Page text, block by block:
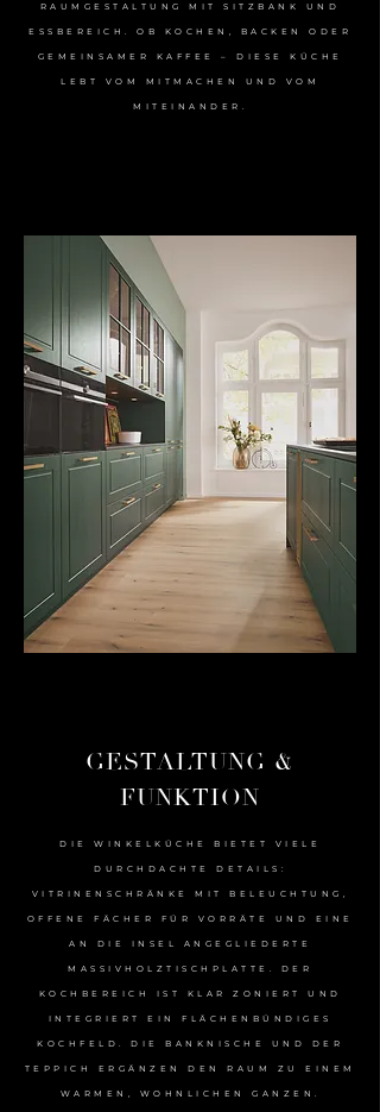
RAUMGESTALTUNG MIT SITZBANK UND
ESSBEREICH. OB KOCHEN, BACKEN ODER
GEMEINSAMER KAFFEE – DIESE KÜCHE
LEBT VOM MITMACHEN UND VOM
MITEINANDER.
GESTALTUNG &
FUNKTION
DIE WINKELKÜCHE BIETET VIELE
DURCHDACHTE DETAILS:
VITRINENSCHRÄNKE MIT BELEUCHTUNG,
OFFENE FÄCHER FÜR VORRÄTE UND EINE
AN DIE INSEL ANGEGLIEDERTE
MASSIVHOLZTISCHPLATTE. DER
KOCHBEREICH IST KLAR ZONIERT UND
INTEGRIERT EIN FLÄCHENBÜNDIGES
KOCHFELD. DIE BANKNISCHE UND DER
TEPPICH ERGÄNZEN DEN RAUM ZU EINEM
WARMEN, WOHNLICHEN GANZEN.